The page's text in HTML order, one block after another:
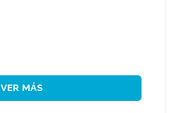
VER MÁS